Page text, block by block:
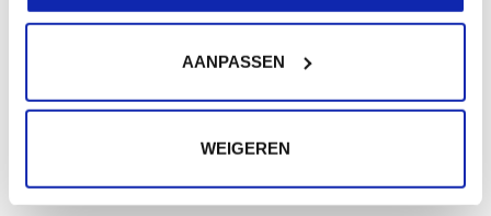
AANPASSEN
WEIGEREN